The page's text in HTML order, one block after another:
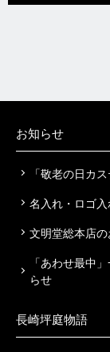
お知らせ
「敬老の日カ
名入れ・ロゴ
文明堂総本店
「あわせ最中
らせ
長崎坪庭物語